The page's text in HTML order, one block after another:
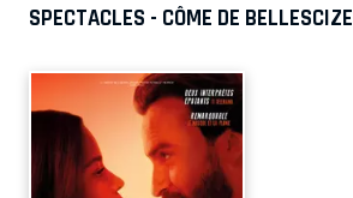
SPECTACLES - CÔME DE BELLESCIZE